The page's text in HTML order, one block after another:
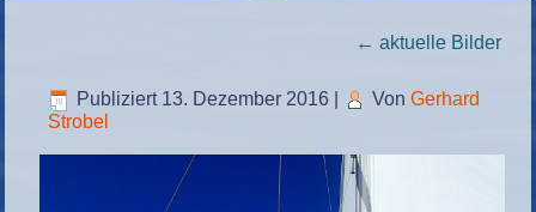
← aktuelle Bilder
Publiziert 13. Dezember 2016 Von Gerhard
Strobel